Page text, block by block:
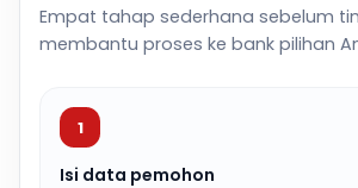
Empat tahap sederhana sebelum
membantu proses ke bank pilihan
1
Isi data pemohon